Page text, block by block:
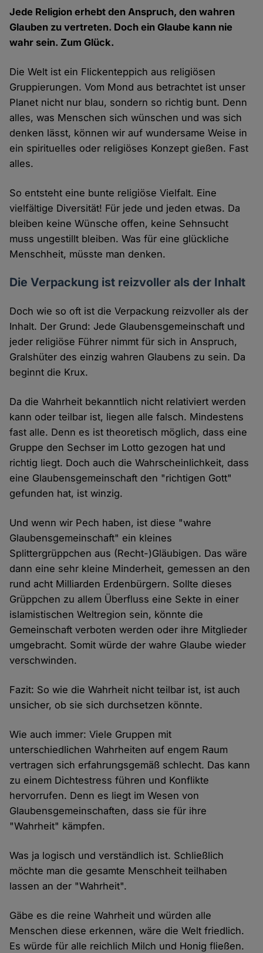
Jede Religion erhebt den Anspruch, den wahren
Glauben zu vertreten. Doch ein Glaube kann nie
wahr sein. Zum Glück.
Die Welt ist ein Flickenteppich aus religiösen
Gruppierungen. Vom Mond aus betrachtet ist unser
Planet nicht nur blau, sondern so richtig bunt. Denn
alles, was Menschen sich wünschen und was sich
denken lässt, können wir auf wundersame Weise in
ein spirituelles oder religiöses Konzept gießen. Fast
alles.
So entsteht eine bunte religiöse Vielfalt. Eine
vielfältige Diversität! Für jede und jeden etwas. Da
bleiben keine Wünsche offen, keine Sehnsucht
muss ungestillt bleiben. Was für eine glückliche
Menschheit, müsste man denken.
Die Verpackung ist reizvoller als der Inhalt
Doch wie so oft ist die Verpackung reizvoller als der
Inhalt. Der Grund: Jede Glaubensgemeinschaft und
jeder religiöse Führer nimmt für sich in Anspruch,
Gralshüter des einzig wahren Glaubens zu sein. Da
beginnt die Krux.
Da die Wahrheit bekanntlich nicht relativiert werden
kann oder teilbar ist, liegen alle falsch. Mindestens
fast alle. Denn es ist theoretisch möglich, dass eine
Gruppe den Sechser im Lotto gezogen hat und
richtig liegt. Doch auch die Wahrscheinlichkeit, dass
eine Glaubensgemeinschaft den "richtigen Gott"
gefunden hat, ist winzig.
Und wenn wir Pech haben, ist diese "wahre
Glaubensgemeinschaft" ein kleines
Splittergrüppchen aus (Recht-)Gläubigen. Das wäre
dann eine sehr kleine Minderheit, gemessen an den
rund acht Milliarden Erdenbürgern. Sollte dieses
Grüppchen zu allem Überfluss eine Sekte in einer
islamistischen Weltregion sein, könnte die
Gemeinschaft verboten werden oder ihre Mitglieder
umgebracht. Somit würde der wahre Glaube wieder
verschwinden.
Fazit: So wie die Wahrheit nicht teilbar ist, ist auch
unsicher, ob sie sich durchsetzen könnte.
Wie auch immer: Viele Gruppen mit
unterschiedlichen Wahrheiten auf engem Raum
vertragen sich erfahrungsgemäß schlecht. Das kann
zu einem Dichtestress führen und Konflikte
hervorrufen. Denn es liegt im Wesen von
Glaubensgemeinschaften, dass sie für ihre
"Wahrheit" kämpfen.
Was ja logisch und verständlich ist. Schließlich
möchte man die gesamte Menschheit teilhaben
lassen an der "Wahrheit".
Gäbe es die reine Wahrheit und würden alle
Menschen diese erkennen, wäre die Welt friedlich.
Es würde für alle reichlich Milch und Honig fließen.